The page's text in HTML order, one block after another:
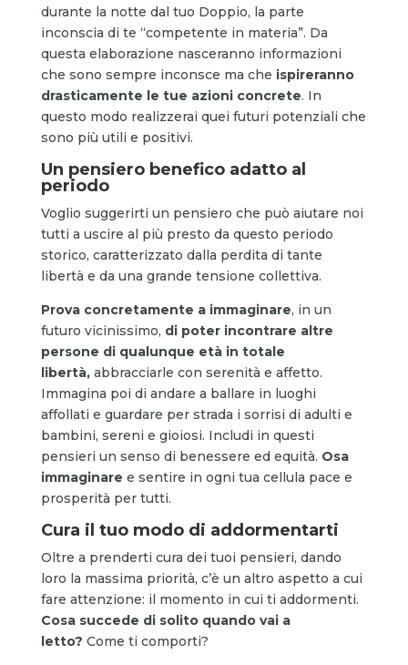
durante la notte dal tuo Doppio, la parte
inconscia di te “competente in materia”. Da
questa elaborazione nasceranno informazioni
che sono sempre inconsce ma che ispireranno
drasticamente le tue azioni concrete. In
questo modo realizzerai quei futuri potenziali che
sono più utili e positivi.
Un pensiero benefico adatto al
periodo
Voglio suggerirti un pensiero che può aiutare noi
tutti a uscire al più presto da questo periodo
storico, caratterizzato dalla perdita di tante
libertà e da una grande tensione collettiva.
Prova concretamente a immaginare, in un
futuro vicinissimo, di poter incontrare altre
persone di qualunque età in totale
libertà,abbracciarle con serenità e affetto.
Immagina poi di andare a ballare in luoghi
affollati e guardare per strada i sorrisi di adulti e
bambini, sereni e gioiosi. Includi in questi
pensieri un senso di benessere ed equità. Osa
immaginare e sentire in ogni tua cellula pace e
prosperità per tutti.
Cura il tuo modo di addormentarti
Oltre a prenderti cura dei tuoi pensieri, dando
loro la massima priorità, c’è un altro aspetto a cui
fare attenzione: il momento in cui ti addormenti.
Cosa succede di solito quando vai a
letto? Come ti comporti?